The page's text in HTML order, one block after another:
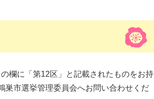
欄に「第12区」と記載されたものをお持
巣市選挙管理委員会へお問い合わせくだ